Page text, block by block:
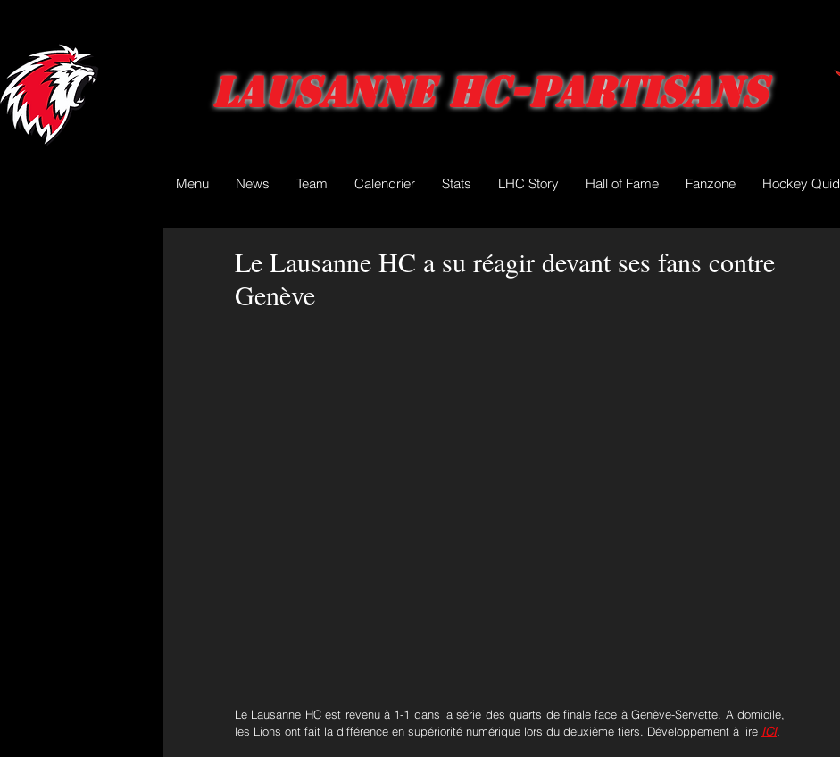
Lausanne HC-Partisans
Menu News Team Calendrier Stats LHC Story Hall of Fame Fanzone Hockey Quid
Le Lausanne HC a su réagir devant ses fans contre
Genève
Le Lausanne HC est revenu à 1-1 dans la série des quarts de finale face à Genève-Servette. A domicile,
les Lions ont fait la différence en supériorité numérique lors du deuxième tiers. Développement à lire ICI.